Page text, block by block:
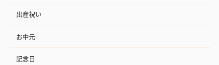
出産祝い
お中元
記念日